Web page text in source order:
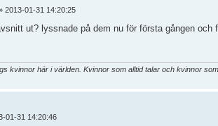
2013-01-31 14:20:25
ut? lyssnade på dem nu för första gången
kvinnor här i världen. Kvinnor som alltid talar och kvinnor
01-31 14:20:46